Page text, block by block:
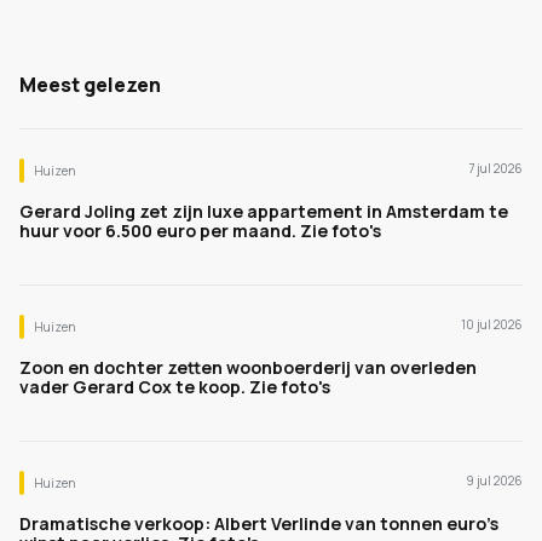
Meest gelezen
Huizen 7 jul 2026
Gerard Joling zet zijn luxe appartement in Amsterdam te
huur voor 6.500 euro per maand. Zie foto's
Huizen 10 jul 2026
Zoon en dochter zetten woonboerderij van overleden
vader Gerard Cox te koop. Zie foto's
Huizen 9 jul 2026
Dramatische verkoop: Albert Verlinde van tonnen euro's